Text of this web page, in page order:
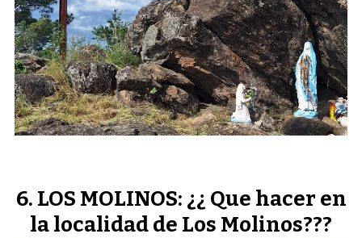
LOS MOLINOS: ¿¿ Que hacer en
la localidad de Los Molinos???